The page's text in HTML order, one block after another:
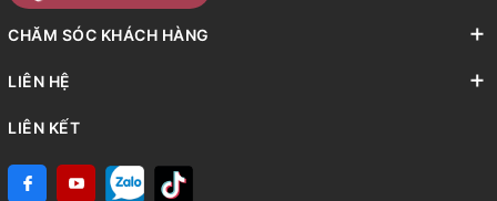
CHĂM SÓC KHÁCH HÀNG
LIÊN HỆ
LIÊN KẾT